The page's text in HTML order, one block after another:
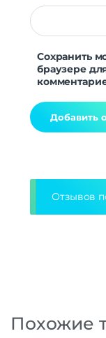
Сохранить
браузере
Отзывов
Похожие